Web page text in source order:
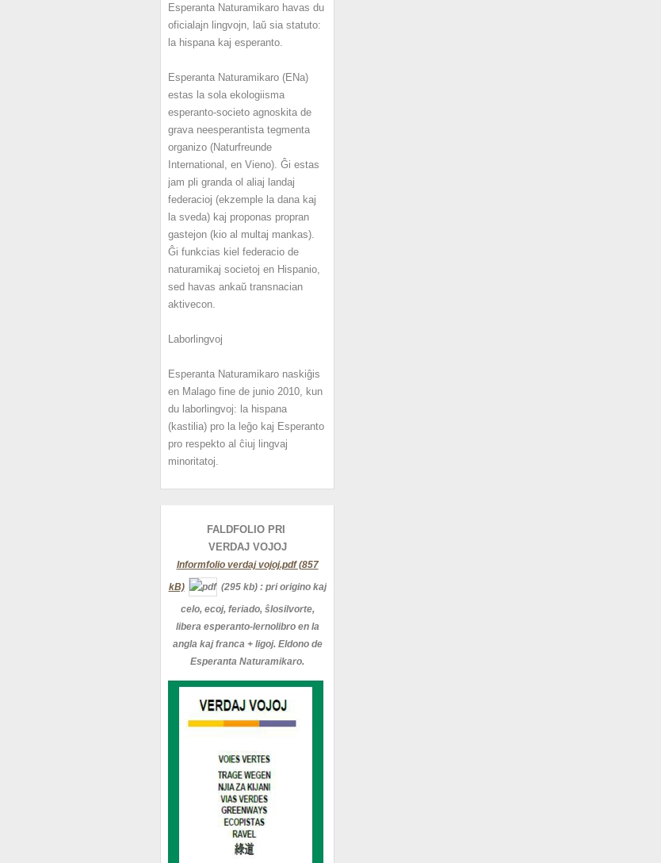
Esperanta Naturamikaro havas du
oficialajn lingvojn, laŭ sia statuto:
la hispana kaj esperanto.
Esperanta Naturamikaro (ENa)
estas la sola ekologiisma
esperanto-societo agnoskita de
grava neesperantista tegmenta
organizo (Naturfreunde
International, en Vieno). Ĝi estas
jam pli granda ol aliaj landaj
federacioj (ekzemple la dana kaj
la sveda) kaj proponas propran
gastejon (kio al multaj mankas).
Ĝi funkcias kiel federacio de
naturamikaj societoj en Hispanio,
sed havas ankaŭ transnacian
aktivecon.
Laborlingvoj
Esperanta Naturamikaro naskiĝis
en Malago fine de junio 2010, kun
du laborlingvoj: la hispana
(kastilia) pro la leĝo kaj Esperanto
pro respekto al ĉiuj lingvaj
minoritatoj.
FALDFOLIO PRI
VERDAJ VOJOJ
Informfolio verdaj vojoj.pdf (857
kB)
(295 kb) : pri origino kaj
celo, ecoj, feriado, ŝlosilvorte,
libera esperanto-lernolibro en la
angla kaj franca + ligoj. Eldono de
Esperanta Naturamikaro.